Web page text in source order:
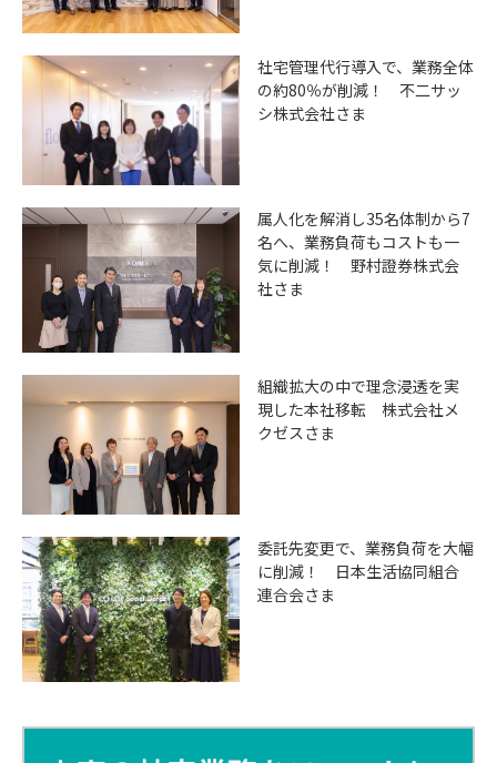
社宅管理代行導入で、業務全体
の約80％が削減！ 不二サッ
シ株式会社さま
属人化を解消し35名体制から7
名へ、業務負荷もコストも一
気に削減！ 野村證券株式会
社さま
組織拡大の中で理念浸透を実
現した本社移転 株式会社メ
クゼスさま
委託先変更で、業務負荷を大幅
に削減！ 日本生活協同組合
連合会さま